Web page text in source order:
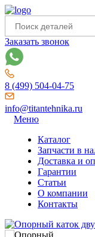
Заказать звонок
8 (499) 504-04-75
info@titantehnika.ru
Меню
Каталог
Запчасти в
Доставка и
Гарантии
Статьи
О компании
Контакты